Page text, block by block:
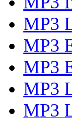
MP3
MP3
MP3
MP3
MP3